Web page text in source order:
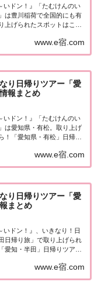
いドン！』「たむけんのい
は豊川稲荷で全国的にも有
上げられたスポットはこち
亀梨くんなんですね。関西
いのでビックリ！...
www.e宿.com
り日帰りツアー「愛
報まとめ
いドン！』「たむけんのい
は愛知県・有松。取り上げ
！「愛知県・有松」日帰り
三次の街並み 400年前の山
騨牛懐石に今が旬！巨...
www.e宿.com
り日帰りツアー「愛
まとめ
いドン！』、いきなり！日
日帰り旅」で取り上げられ
愛知・半田」日帰りツアー
料理でランチ！・お酢の体
知多牛のステーキでディ
www.e宿.com